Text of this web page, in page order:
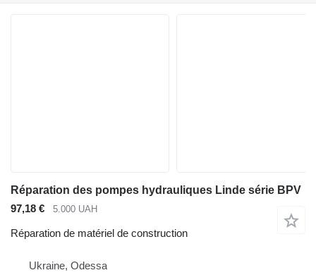
Réparation des pompes hydrauliques Linde série BPV
97,18 €
5.000 UAH
Réparation de matériel de construction
Ukraine, Odessa